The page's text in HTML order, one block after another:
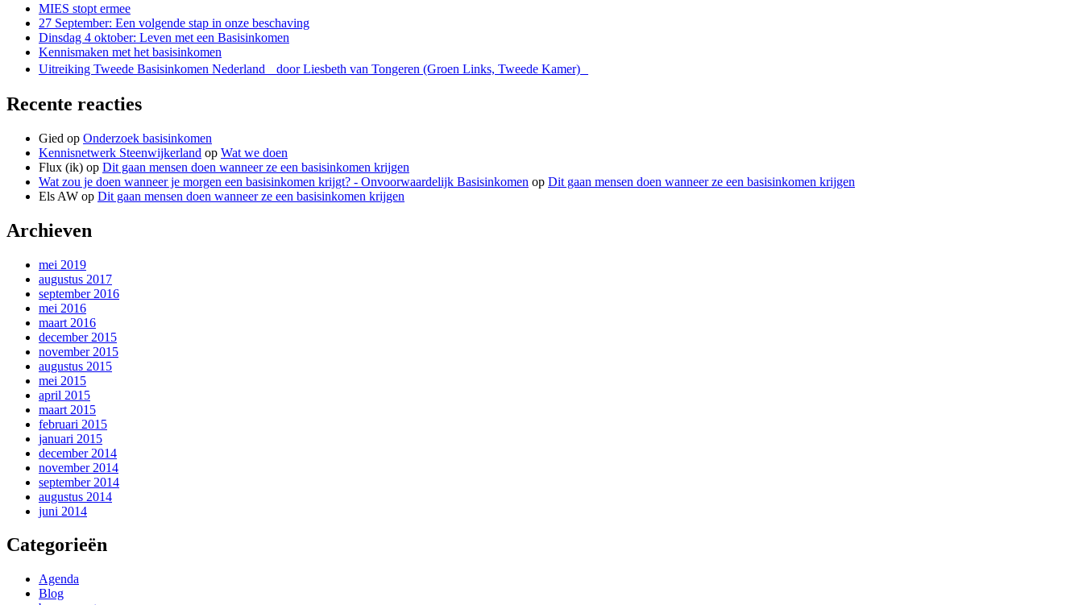
MIES stopt ermee
27 September: Een volgende stap in onze beschaving
Dinsdag 4 oktober: Leven met een Basisinkomen
Kennismaken met het basisinkomen
Uitreiking Tweede Basisinkomen Nederland door Liesbeth van Tongeren (Groen Links, Tweede Kamer)
Recente reacties
Gied op Onderzoek basisinkomen
Kennisnetwerk Steenwijkerland op Wat we doen
Flux (ik) op Dit gaan mensen doen wanneer ze een basisinkomen krijgen
Wat zou je doen wanneer je morgen een basisinkomen krijgt? - Onvoorwaardelijk Basisinkomen op Dit gaan mensen doen wanneer ze een basisinkomen krijgen
Els AW op Dit gaan mensen doen wanneer ze een basisinkomen krijgen
Archieven
mei 2019
augustus 2017
september 2016
mei 2016
maart 2016
december 2015
november 2015
augustus 2015
mei 2015
april 2015
maart 2015
februari 2015
januari 2015
december 2014
november 2014
september 2014
augustus 2014
juni 2014
Categorieën
Agenda
Blog